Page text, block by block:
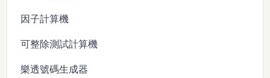
因子計算機
可整除測試計算機
樂透號碼生成器